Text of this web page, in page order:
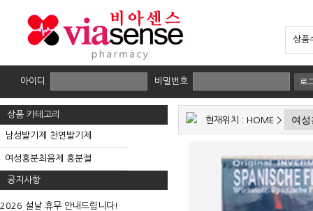
상품
아이디 비밀번호 로
상품 카테고리
남성발기제 천연발기제
여성흥분최음제 흥분젤
공지사항
2026 설날 휴무 안내드립니다!
현재위치 : HOME >